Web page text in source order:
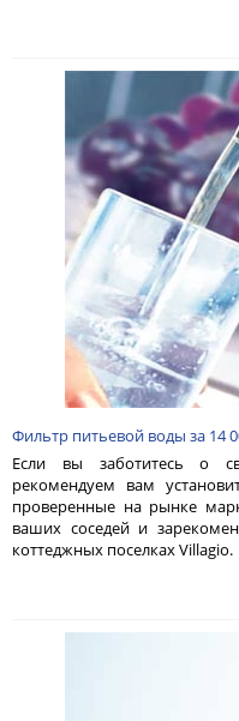
Фильтр питьевой воды за 14
Если вы заботитесь о
рекомендуем вам
проверенные на рынке
ваших соседей и
коттеджных поселках Villagio.